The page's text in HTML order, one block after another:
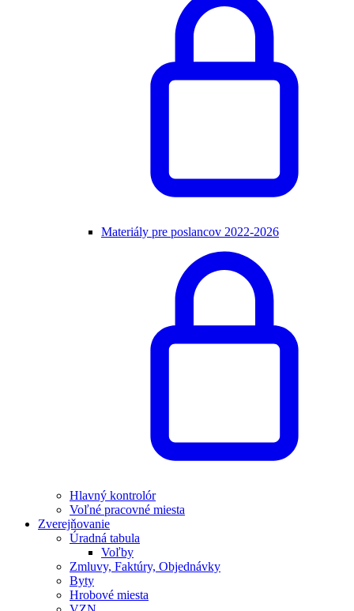
Materiály pre poslancov 2022-2026
Hlavný kontrolór
Voľné pracovné miesta
Zverejňovanie
Úradná tabula
Voľby
Zmluvy, Faktúry, Objednávky
Byty
Hrobové miesta